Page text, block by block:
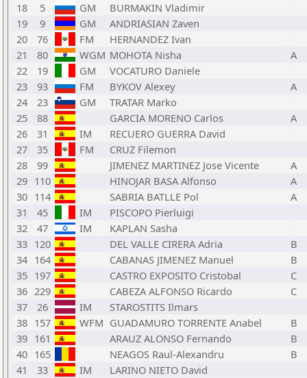
18
5 GM
BURMAKIN Vladimir
19
9 GM
ANDRIASIAN Zaven
20
76 FM
HERNANDEZ Ivan
21
80 WGM MOHOTA Nisha
A
22
19 GM
VOCATURO Daniele
23
93 FM BYKOV Alexey
A
24
23 GM
TRATAR Marko
25
88 GARCIA MORENO Carlos
A
26
31 IM
RECUERO GUERRA David
27
35 FM
CRUZ Filemon
28
99 JIMENEZ MARTINEZ Jose Vicente
A
29 110 HINOJAR BASA Alfonso
A
30 114 SABRIA BATLLE Pol
A
31
45 IM
PISCOPO Pierluigi
32
47 IM
KAPLAN Sasha
33 120 DEL VALLE CIRERA Adria
B
34 164 CABANAS JIMENEZ Manuel
B
35 197 CASTRO EXPOSITO Cristobal
C
36 229 CABEZA ALFONSO Ricardo
C
37
26 IM
STAROSTITS Ilmars
38 157 WFM GUADAMURO TORRENTE Anabel
B
39 161 ARAUZ ALONSO Fernando
B
40 165 NEAGOS Raul-Alexandru
B
41
33 IM
LARINO NIETO David